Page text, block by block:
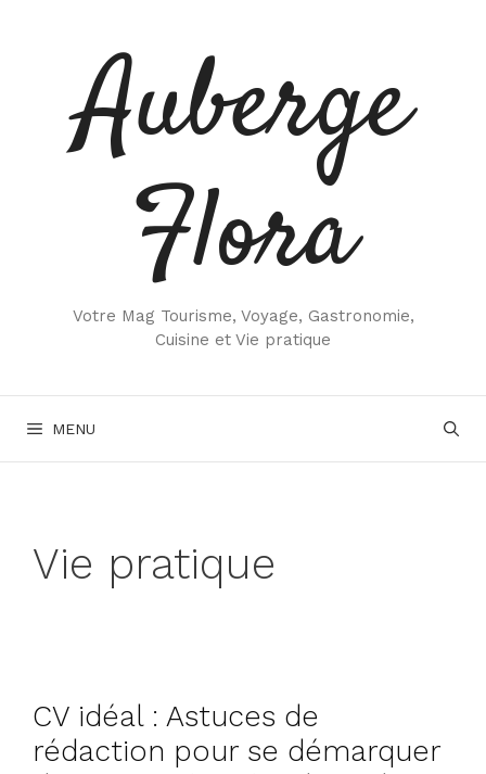
Auberge
Flora
Votre Mag Tourisme, Voyage, Gastronomie,
Cuisine et Vie pratique
MENU
Vie pratique
CV idéal : Astuces de
rédaction pour se démarquer